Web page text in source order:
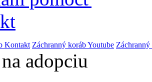
Kontakt Záchranný koráb Youtube
adopciu